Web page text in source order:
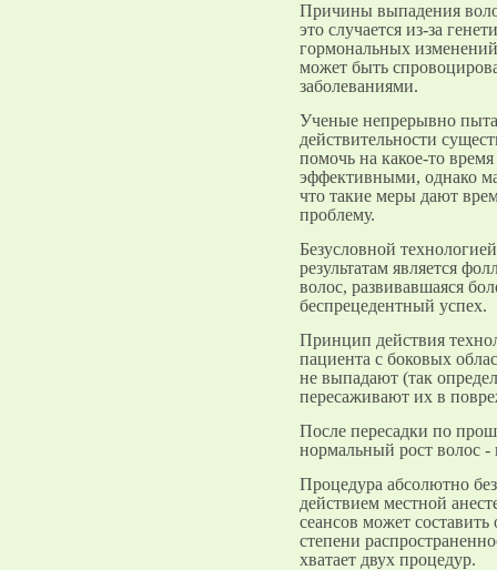
Причины выпадения
это случается из-за
гормональных
может быть
заболеваниями.
Ученые непрерывно
действительности
помочь на какое-то
эффективными, однако
что такие меры дают
проблему.
Безусловной
результатам является
волос, развивавшаяся
беспрецедентный успех.
Принцип действия
пациента с боковых
не выпадают (так
пересаживают их в
После пересадки по
нормальный рост волос -
Процедура абсолютно
действием местной
сеансов может составить
степени
хватает двух процедур.